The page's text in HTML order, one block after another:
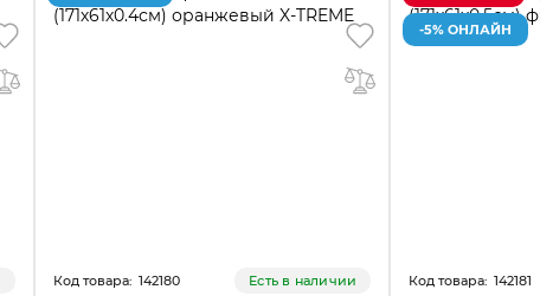
142180 Есть в наличии
-5% ОНЛАЙН
142181